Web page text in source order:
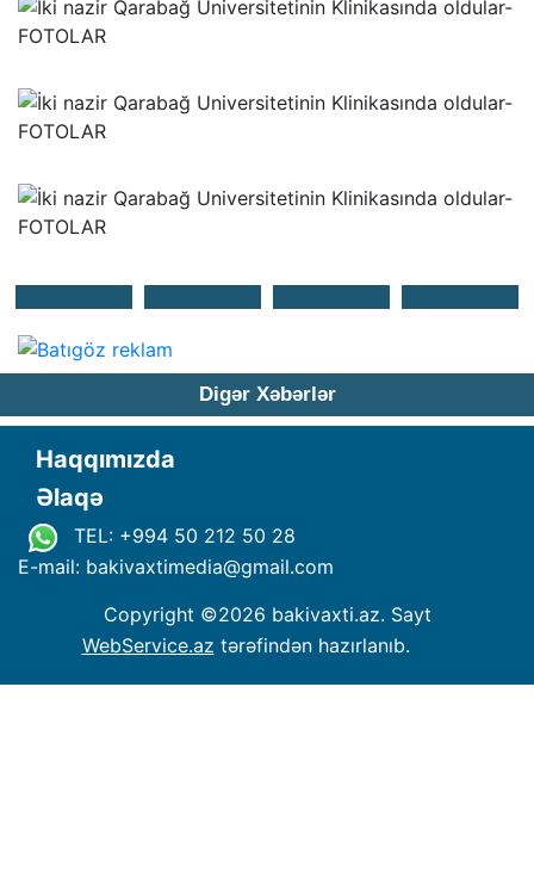
Digər Xəbərlər
Haqqımızda
Əlaqə
TEL: +994 50 212 50 28
E-mail: bakivaxtimedia@gmail.com
Copyright ©2026 bakivaxti.az. Sayt
WebService.az tərəfindən hazırlanıb.